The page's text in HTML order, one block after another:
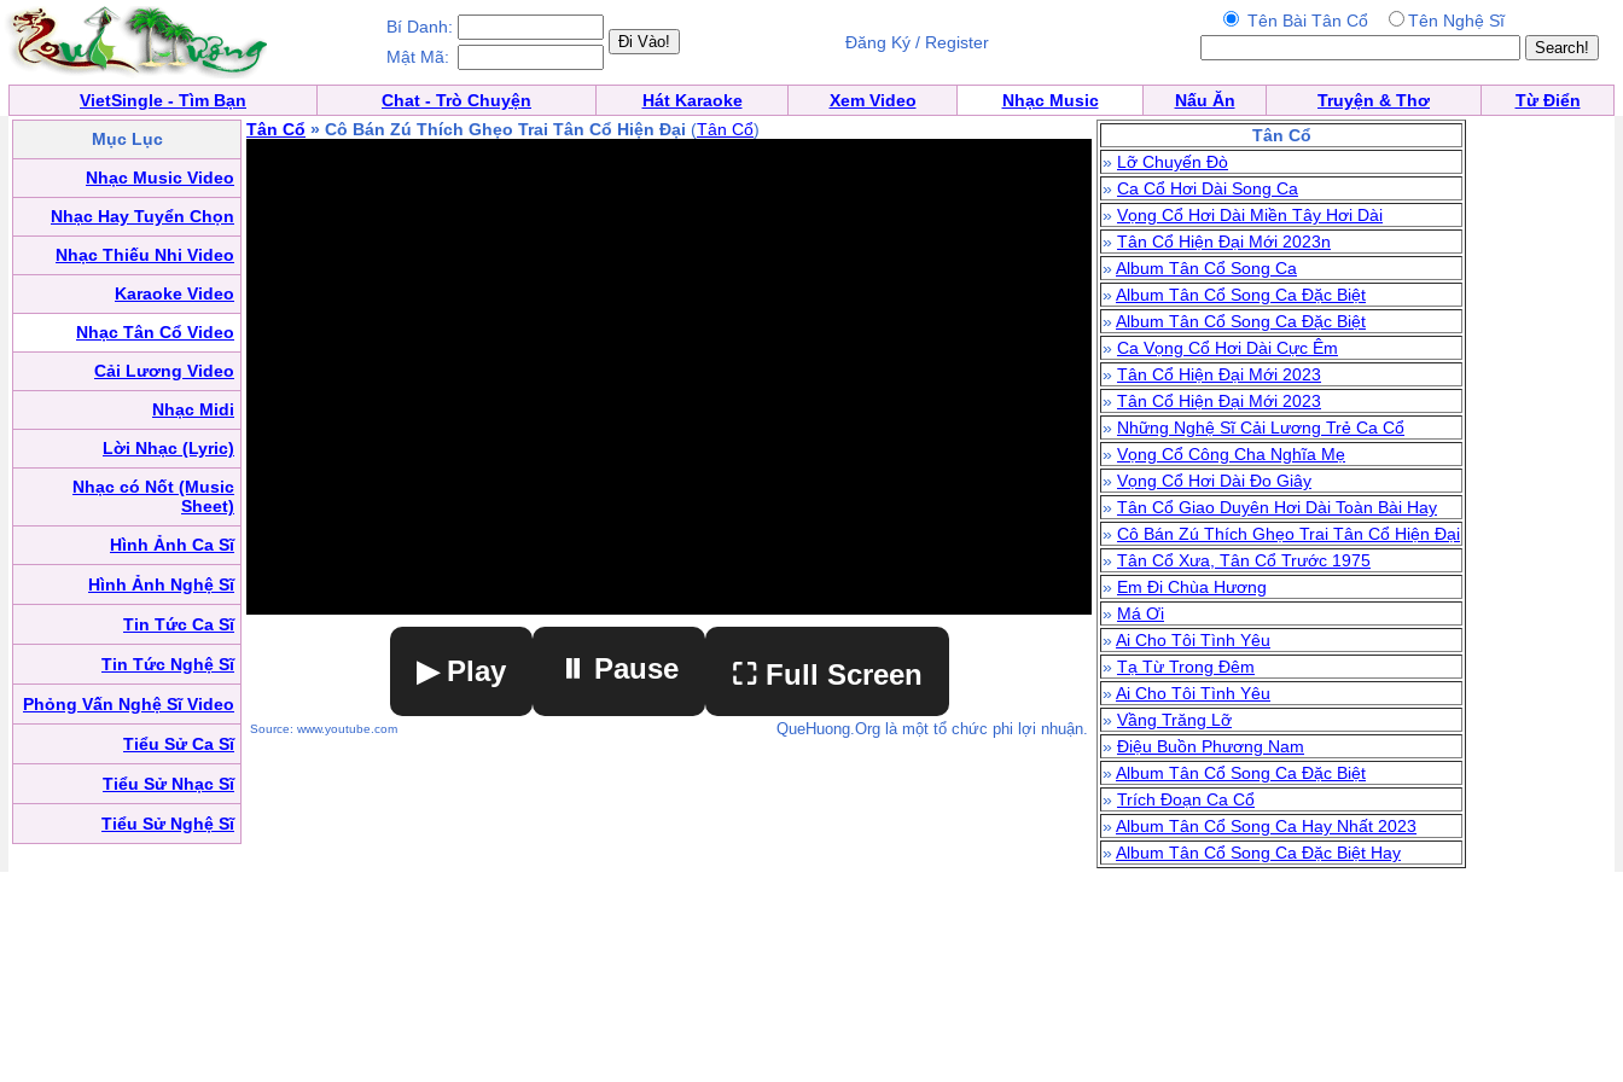
Bí Danh:
Mật Mã:
Đăng Ký / Register
Tên Bài Tân Cổ Tên Nghệ Sĩ
VietSingle - Tìm Bạn Chat - Trò Chuyện Hát Karaoke Xem Video Nhạc Music Nấu Ăn Truyện & Thơ
Từ Điển
Mục Lục
Nhạc Music Video
Nhạc Hay Tuyển Chọn
Nhạc Thiếu Nhi Video
Karaoke Video
Nhạc Tân Cổ Video
Cải Lương Video
Nhạc Midi
Lời Nhạc (Lyric)
Nhạc có Nốt (Music
Sheet)
Hình Ảnh Ca Sĩ
Hình Ảnh Nghệ Sĩ
Tin Tức Ca Sĩ
Tin Tức Nghệ Sĩ
Phỏng Vấn Nghệ Sĩ Video
Tiểu Sử Ca Sĩ
Tiểu Sử Nhạc Sĩ
Tiểu Sử Nghệ Sĩ
Tân Cổ » Cô Bán Zú Thích Ghẹo Trai Tân Cổ Hiện Đại (Tân Cổ)
▶ Play ⏸ Pause ⛶ Full Screen
Source: www.youtube.com QueHuong.Org là một tổ chức phi lợi nhuận.
Tân Cổ
» Lỡ Chuyến Đò
» Ca Cổ Hơi Dài Song Ca
» Vọng Cổ Hơi Dài Miền Tây Hơi Dài
» Tân Cổ Hiện Đại Mới 2023n
»Album Tân Cổ Song Ca
»Album Tân Cổ Song Ca Đặc Biệt
»Album Tân Cổ Song Ca Đặc Biệt
» Ca Vọng Cổ Hơi Dài Cực Êm
» Tân Cổ Hiện Đại Mới 2023
» Tân Cổ Hiện Đại Mới 2023
» Những Nghệ Sĩ Cải Lương Trẻ Ca Cổ
» Vọng Cổ Công Cha Nghĩa Mẹ
» Vọng Cổ Hơi Dài Đo Giây
» Tân Cổ Giao Duyên Hơi Dài Toàn Bài Hay
» Cô Bán Zú Thích Ghẹo Trai Tân Cổ Hiện Đại
» Tân Cổ Xưa, Tân Cổ Trước 1975
» Em Đi Chùa Hương
» Má Ơi
»Ai Cho Tôi Tình Yêu
» Tạ Từ Trong Đêm
»Ai Cho Tôi Tình Yêu
» Vầng Trăng Lỡ
» Điệu Buồn Phương Nam
»Album Tân Cổ Song Ca Đặc Biệt
» Trích Đoạn Ca Cổ
»Album Tân Cổ Song Ca Hay Nhất 2023
»Album Tân Cổ Song Ca Đặc Biệt Hay